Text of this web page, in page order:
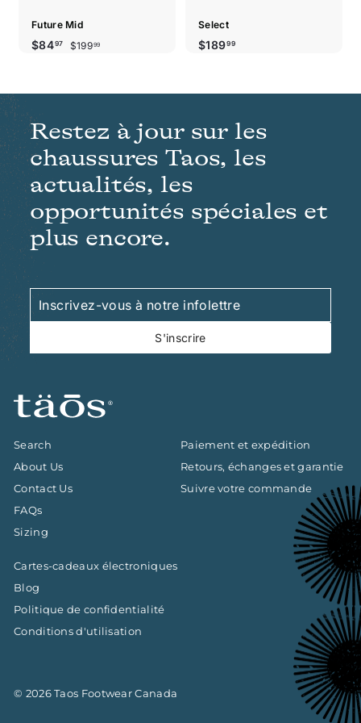
Future Mid
Prix
$8497$84.97
Prix
$19999$199.99
Select
$18999$189.99
Restez à jour sur les
chaussures Taos, les
actualités, les
opportunités spéciales et
plus encore.
Inscrivez-
vous
à
infolettre
S'inscrire
S'inscrire
Search
About Us
Contact Us
FAQs
Sizing
Paiement et expédition
Retours, échanges et garantie
Suivre votre commande
Cartes-cadeaux électroniques
Blog
Politique de confidentialité
Conditions d'utilisation
© 2026 Taos Footwear Canada